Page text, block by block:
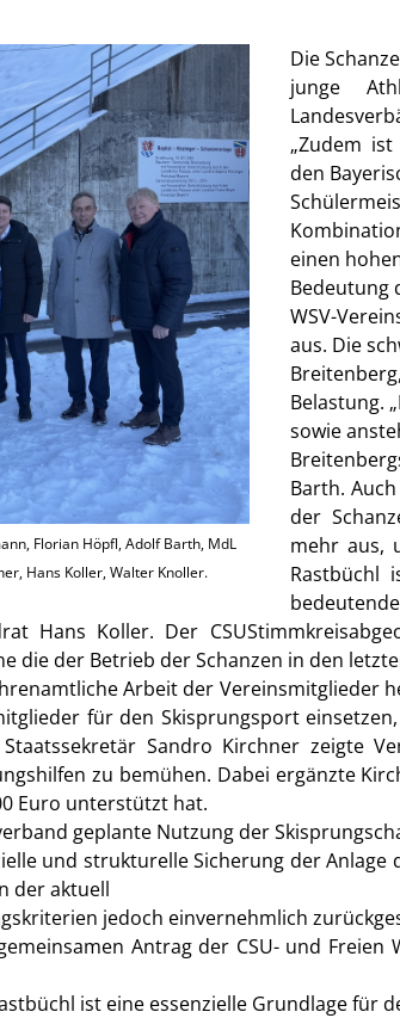
Florian Höpfl, Adolf Barth, MdL
Hans Koller, Walter Knoller.
Die
junge
Zudem ist
den
einen
Bedeutung
WSV-
aus. Die
Belastung.
sowie
Barth.
der
mehr aus,
Rastbüchl
Hans Koller. Der
die der Betrieb der Schanzen in den
Arbeit der
für den Skisprungsport
Sandro Kirchner zeigte
zu bemühen. Dabei ergänzte
Euro unterstützt hat.
geplante Nutzung der
und strukturelle Sicherung der
der aktuell
jedoch einvernehmlich
Antrag der CSU- und
ist eine essenzielle Grundlage für